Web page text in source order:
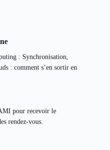
: Synchronisation,
: comment s’en sortir en
pour recevoir le
rendez-vous.